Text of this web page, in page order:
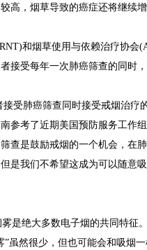
高，烟草导致的癌症还将继续增
和烟草使用与依赖治疗协会
接受每年一次肺癌筛查的同时
受肺癌筛查同时接受戒烟治疗
参考了近期美国预防服务工作
查是鼓励戒烟的一个机会，在
是我们不希望这成为可以随意
是绝大多数电子烟的共同特征
虽然很少，但也可能会和吸烟一